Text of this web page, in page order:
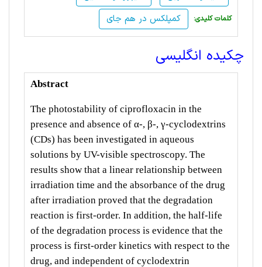
کمپلکس در هم جای
:کلمات کلیدی
چکیده انگلیسی
Abstract
The photostability of ciprofloxacin in the
presence and absence of α-, β-, γ-cyclodextrins
(CDs) has been investigated in aqueous
solutions by UV-visible spectroscopy. The
results show that a linear relationship between
irradiation time and the absorbance of the drug
after irradiation proved that the degradation
reaction is first-order. In addition, the half-life
of the degradation process is evidence that the
process is first-order kinetics with respect to the
drug, and independent of cyclodextrin